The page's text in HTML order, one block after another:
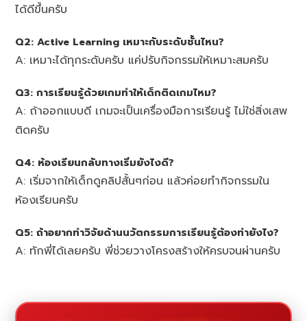
ได้ดีขึ้นครับ
Q2: Active Learning เหมาะกับระดับชั้นไหน?
A: เหมาะได้ทุกระดับครับ แค่ปรับกิจกรรมให้เหมาะสมครับ
Q3: การเรียนรู้ด้วยเกมทำให้เด็กติดเกมไหม?
A: ถ้าออกแบบดี เกมจะเป็นเครื่องมือการเรียนรู้ ไม่ใช่สิ่งเสพ
ติดครับ
Q4: ห้องเรียนกลับทางเริ่มยังไงดี?
A: เริ่มจากให้เด็กดูคลิปสั้นๆก่อน แล้วค่อยทำกิจกรรมใน
ห้องเรียนครับ
Q5: ถ้าอยากทำวิจัยด้านนวัตกรรมการเรียนรู้ต้องทำยังไง?
A: ทักพี่ได้เลยครับ พี่ช่วยวางโครงสร้างให้ครบจนผ่านครับ